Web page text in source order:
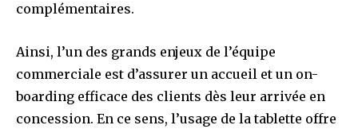
complémentaires.
Ainsi, l’un des grands enjeux de l’équipe
commerciale est d’assurer un accueil et un on-
boarding efficace des clients dès leur arrivée en
concession. En ce sens, l’usage de la tablette offre